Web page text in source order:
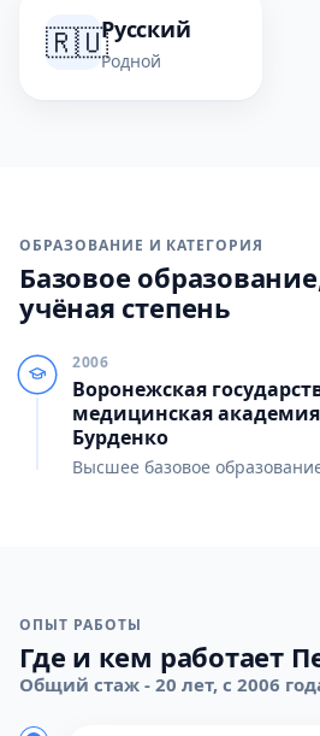
🇷🇺Русский
Родной
ОБРАЗОВАНИЕ И КАТЕГОРИЯ
Базовое
учёная степень
2006
Воронежская
медицинская
Бурденко
Высшее базовое
ОПЫТ РАБОТЫ
Где и кем работает
Общий стаж - 20 лет, с 2006